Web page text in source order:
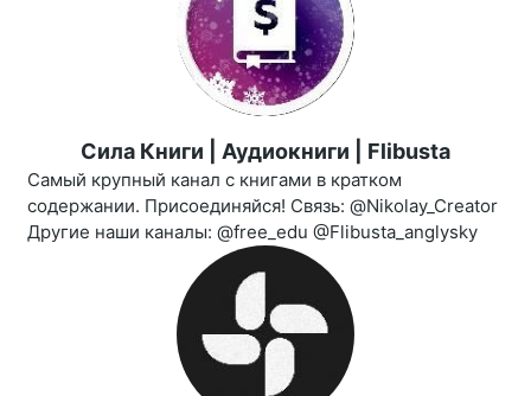
Сила Книги | Аудиокниги | Flibusta
Самый крупный канал с книгами в кратком
содержании. Присоединяйся! Связь: @Nikolay_Creator
Другие наши каналы: @free_edu @Flibusta_anglysky